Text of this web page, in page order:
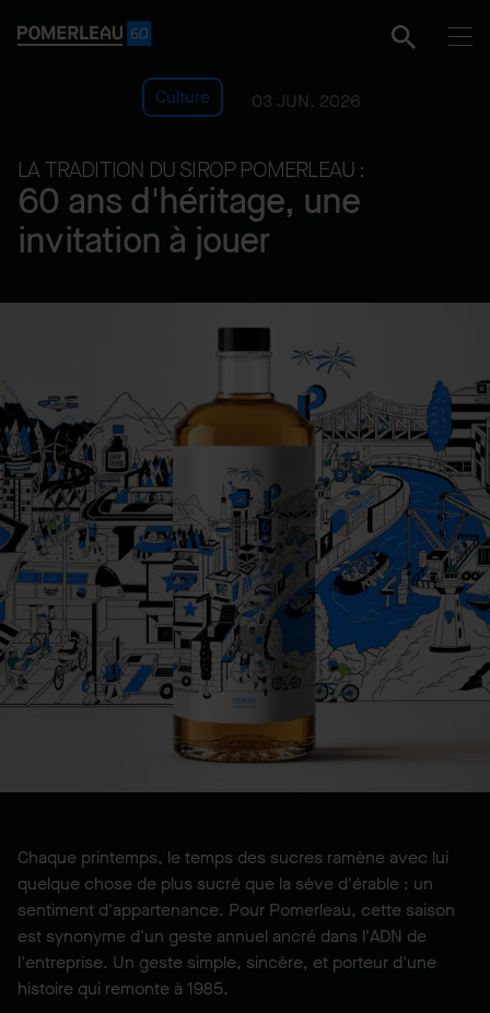
Culture 03 JUN. 2026
LA TRADITION DU SIROP POMERLEAU :
60 ans d'héritage, une
invitation à jouer
Chaque printemps, le temps des sucres ramène avec lui
quelque chose de plus sucré que la sève d'érable : un
sentiment d'appartenance. Pour Pomerleau, cette saison
est synonyme d'un geste annuel ancré dans l'ADN de
l'entreprise. Un geste simple, sincère, et porteur d'une
histoire qui remonte à 1985.